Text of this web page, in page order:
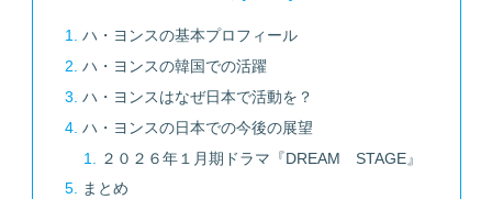
ハ・ヨンスの基本プロフィール
ハ・ヨンスの韓国での活躍
ハ・ヨンスはなぜ日本で活動を？
ハ・ヨンスの日本での今後の展望
２０２６年１月期ドラマ『DREAM STAGE』
まとめ